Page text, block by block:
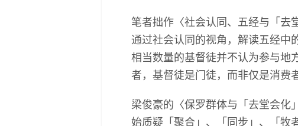
笔者拙作〈社会认同、五经与「去
通过社会认同的视角，解读五经中
相当数量的基督徒并不认为参与地
者，基督徒是门徒，而非仅是消费
梁俊豪的〈保罗群体与「去堂会化
始质疑「聚合」、「同步」、「牧